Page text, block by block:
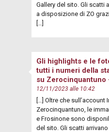
Gallery del sito. Gli scatti
a disposizione di ZO
Gli highlights e le
tutti i numeri della
su
12/11/2023 alle 10:42
[…] Oltre che
Zerocinquantuno, le
e Frosinone sono
del sito. Gli scatti